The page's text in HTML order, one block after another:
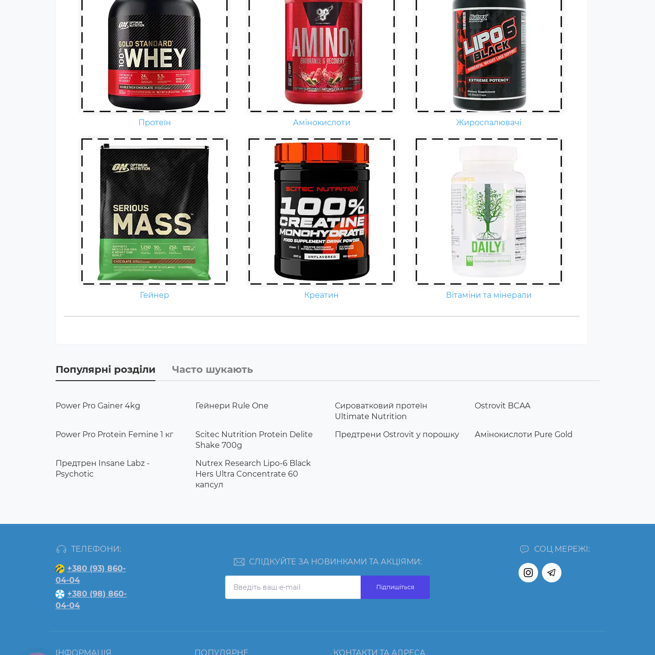
Протеїн Амінокислоти Жироспалювачі
Гейнер (від англ. Gain - приріст,
добавка) - харчова добавка при
спортивному харчуванні.
Містить, головним чином,
вуглеводи (прості або складні,
від чого залежить ціна товару) і
білок (як правило концентрат
сироваткового білка, але
зустрічаються і
мультикомпонентні за складом
білка гейнери).
Гейнер
Креатин – спортивна добавка,
яка використовується у
силових видах спорту, фітнесі, а
також видах спорту, пов'язаних
з динамічним навантаженням
або силовою витривалістю. Це
кислота, що синтезується в
організмі людини в скелетних
м'язах.
Креатин
Щодня кожному спортсмену
необхідні вітаміни групи В,
карнітин. вітамін Т, вітаміни С, D,
E, F. Постійні тренування,
фізичні та психологічні
навантаження, змагання
збільшують добову норму
вітамінів та мінералів у 1,5-2
рази.
Вітаміни та мінерали
Популярні розділи Часто шукають
Power Pro Gainer 4kg Гейнери Rule One
Сироватковий протеїн
Ultimate Nutrition
Ostrovit BCAA
Power Pro Protein Femine 1 кг
Scitec Nutrition Protein Delite
Shake 700g
Предтрени Ostrovit у порошку Амінокислоти Pure Gold
Предтрен Insane Labz -
Psychotic
Nutrex Research Lipo-6 Black
Hers Ultra Concentrate 60
капсул
ТЕЛЕФОНИ:
+380 (93) 860-
04-04
+380 (98) 860-
04-04
СОЦ МЕРЕЖІ:
СЛІДКУЙТЕ ЗА НОВИНКАМИ ТА АКЦІЯМИ:
Підпишіться
ІНФОРМАЦІЯ ПОПУЛЯРНЕ КОНТАКТИ ТА АДРЕСА